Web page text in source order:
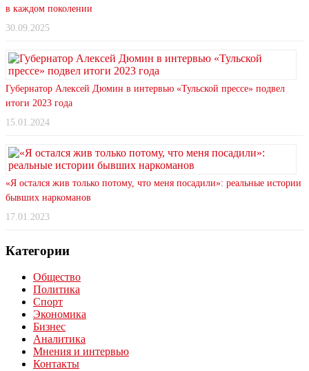
в каждом поколении
30.09.2025
Губернатор Алексей Дюмин в интервью «Тульской прессе» подвел
итоги 2023 года
15.01.2024
«Я остался жив только потому, что меня посадили»: реальные истории
бывших наркоманов
17.01.2023
Категории
Общество
Политика
Спорт
Экономика
Бизнес
Аналитика
Мнения и интервью
Контакты